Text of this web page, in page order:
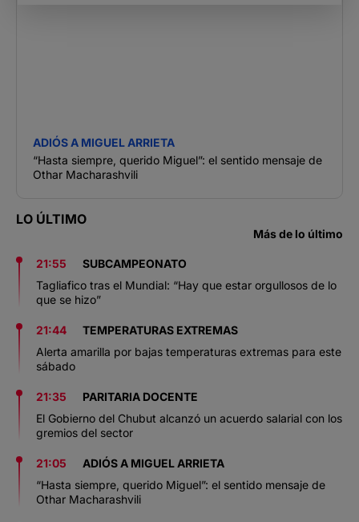
ADIÓS A MIGUEL ARRIETA
“Hasta siempre, querido Miguel”: el sentido mensaje de
Othar Macharashvili
LO ÚLTIMO
Más de lo último
21:55
SUBCAMPEONATO
Tagliafico tras el Mundial: “Hay que estar orgullosos de lo
que se hizo”
21:44
TEMPERATURAS EXTREMAS
Alerta amarilla por bajas temperaturas extremas para este
sábado
21:35
PARITARIA DOCENTE
El Gobierno del Chubut alcanzó un acuerdo salarial con los
gremios del sector
21:05
ADIÓS A MIGUEL ARRIETA
“Hasta siempre, querido Miguel”: el sentido mensaje de
Othar Macharashvili